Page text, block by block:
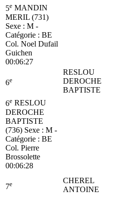
5e MANDIN
MERIL (731)
Sexe : M -
Catégorie : BE
Col. Noel Dufail
Guichen
00:06:27
6e
RESLOU
DEROCHE
BAPTISTE
6e RESLOU
DEROCHE
BAPTISTE
(736) Sexe : M -
Catégorie : BE
Col. Pierre
Brossolette
00:06:28
7e
CHEREL
ANTOINE